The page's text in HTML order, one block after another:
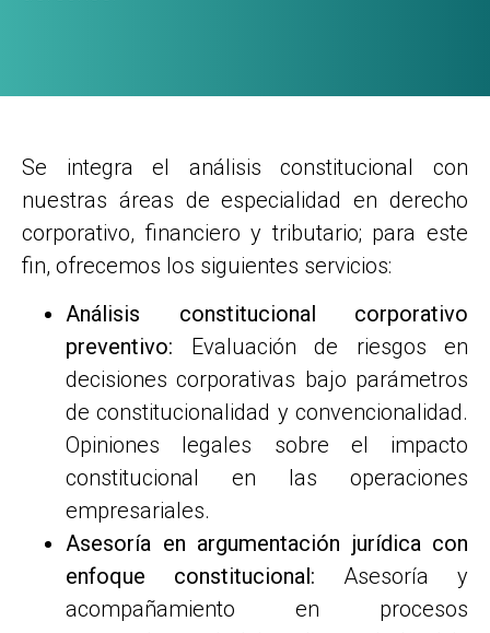
Se integra el análisis constitucional con
nuestras áreas de especialidad en derecho
corporativo, financiero y tributario; para este
fin, ofrecemos los siguientes servicios:
Análisis constitucional corporativo
preventivo: Evaluación de riesgos en
decisiones corporativas bajo parámetros
de constitucionalidad y convencionalidad.
Opiniones legales sobre el impacto
constitucional en las operaciones
empresariales.
Asesoría en argumentación jurídica con
enfoque constitucional: Asesoría y
acompañamiento en procesos